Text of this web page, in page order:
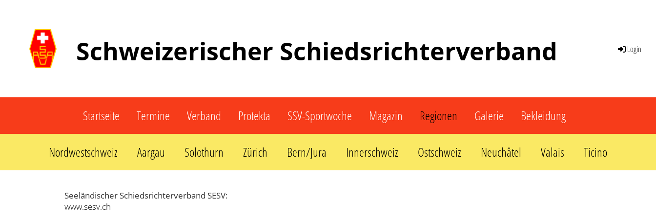
Schweizerischer Schiedsrichterverband Login
Startseite Termine Verband Protekta SSV-Sportwoche Magazin Regionen Galerie Bekleidung
Nordwestschweiz Aargau Solothurn Zürich Bern/Jura Innerschweiz Ostschweiz Neuchâtel Valais Ticino
Seeländischer Schiedsrichterverband SESV:
www.sesv.ch